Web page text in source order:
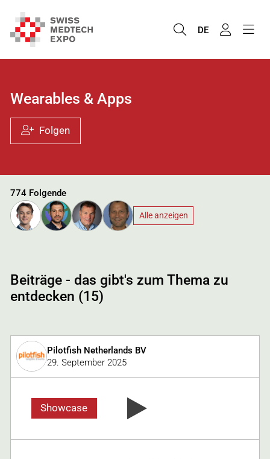
DE
Wearables & Apps
Folgen
774 Folgende
Alle anzeigen
Beiträge - das gibt's zum Thema zu
entdecken (15)
Pilotfish Netherlands BV
29. September 2025
Showcase